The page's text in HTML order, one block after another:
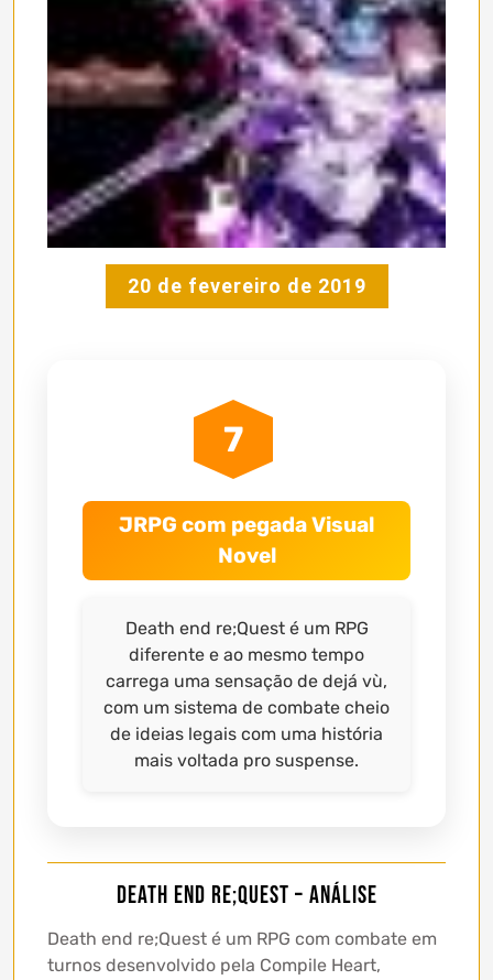
20 de fevereiro de 2019
7
JRPG com pegada Visual
Novel
Death end re;Quest é um RPG
diferente e ao mesmo tempo
carrega uma sensação de dejá vù,
com um sistema de combate cheio
de ideias legais com uma história
mais voltada pro suspense.
Death end re;Quest – Análise
Death end re;Quest é um RPG com combate em
turnos desenvolvido pela Compile Heart,